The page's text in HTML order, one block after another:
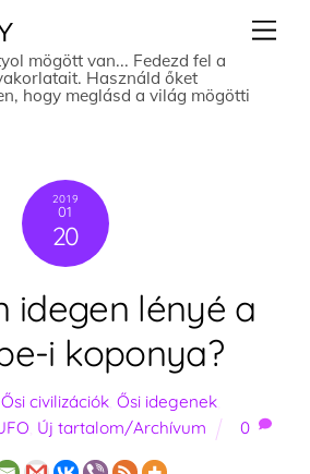
mögött van... Fedezd fel a
Használd őket
hogy meglásd a világ mögötti
2019
01
20
idegen lényé a
i koponya?
Ősi civilizációk ,Ősi idegenek
Új tartalom/Archívum 0